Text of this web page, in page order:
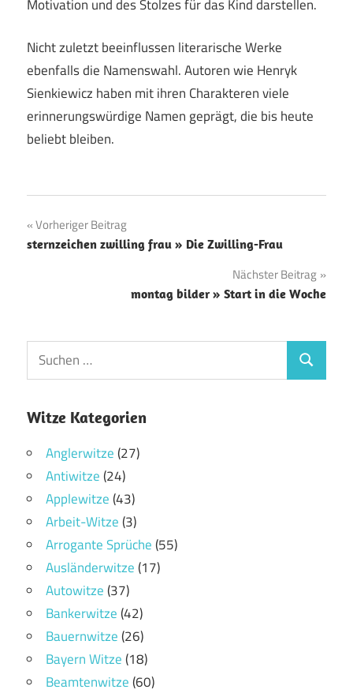
Motivation und des Stolzes für das Kind darstellen.
Nicht zuletzt beeinflussen literarische Werke
ebenfalls die Namenswahl. Autoren wie Henryk
Sienkiewicz haben mit ihren Charakteren viele
erinnerungswürdige Namen geprägt, die bis heute
beliebt bleiben.
Beitragsnavigation
Vorheriger Beitrag
sternzeichen zwilling frau » Die Zwilling-Frau
Nächster Beitrag
montag bilder » Start in die Woche
Witze Kategorien
Anglerwitze(27)
Antiwitze(24)
Applewitze(43)
Arbeit-Witze(3)
Arrogante Sprüche(55)
Ausländerwitze(17)
Autowitze(37)
Bankerwitze(42)
Bauernwitze(26)
Bayern Witze(18)
Beamtenwitze(60)